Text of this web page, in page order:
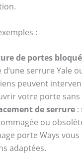
:
de portes
d’une serrure Yale
peuvent
votre porte sans
de serrure :
ou
porte Ways
adaptées.